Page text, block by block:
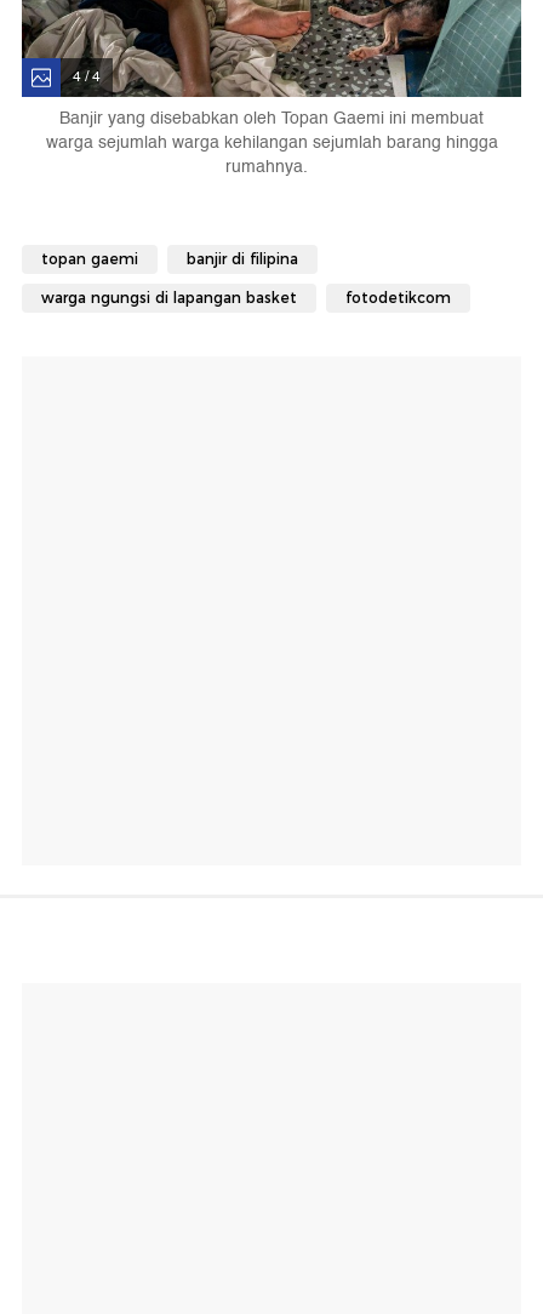
4 / 4
Banjir yang disebabkan oleh Topan Gaemi ini membuat
warga sejumlah warga kehilangan sejumlah barang hingga
rumahnya.
topan gaemi banjir di filipina
warga ngungsi di lapangan basket fotodetikcom